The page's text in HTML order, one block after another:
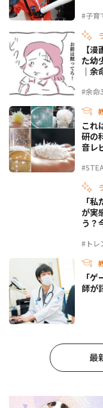
#子育
#余命
【
た幼
｜
これ
研の
音レ
#トレ
「
が実
う？
「
師が
最